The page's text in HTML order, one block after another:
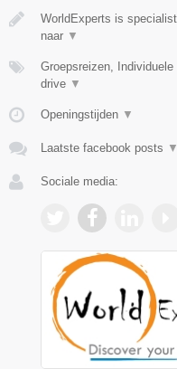
WorldExperts is
naar ▼
Groepsreizen,
drive ▼
Openingstijden ▼
Laatste facebook posts ▼
Sociale media: